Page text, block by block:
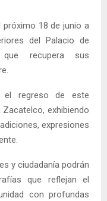
próximo 18 de junio a
del Palacio de
recupera sus
el regreso de este
exhibiendo
expresiones
y ciudadanía podrán
que reflejan el
con profundas